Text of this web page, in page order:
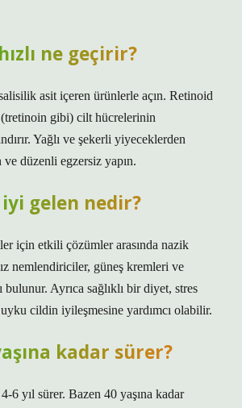
ne geçirir?
asit içeren ürünlerle açın. Retinoid
gibi) cilt hücrelerinin
Yağlı ve şekerli yiyeceklerden
ve düzenli egzersiz yapın.
gelen nedir?
için etkili çözümler arasında nazik
nemlendiriciler, güneş kremleri ve
Ayrıca sağlıklı bir diyet, stres
cildin iyileşmesine yardımcı olabilir.
kadar sürer?
6 yıl sürer. Bazen 40 yaşına kadar